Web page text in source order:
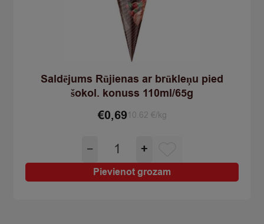
Saldējums Rūjienas ar brūkleņu pied
šokol. konuss 110ml/65g
€0,69 10.62 €/kg
−
Saldējums
Rūjienas
ar
brūkleņu
+
Pievienot grozam